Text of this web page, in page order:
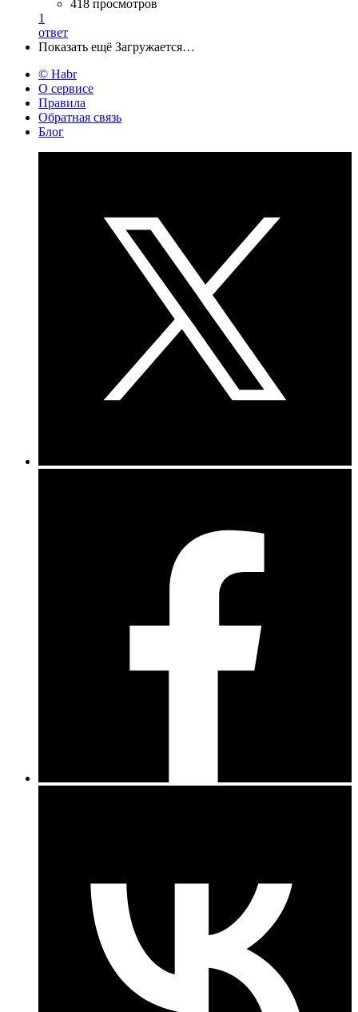
418 просмотров
1
ответ
Показать ещё Загружается…
© Habr
О сервисе
Правила
Обратная связь
Блог